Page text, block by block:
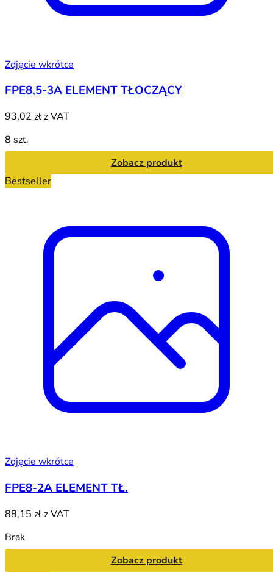
Zdjęcie wkrótce
FPE8,5-3A ELEMENT TŁOCZĄCY
93,02 złz VAT
8 szt.
Zobacz produkt
Bestseller
Zdjęcie wkrótce
FPE8-2A ELEMENT TŁ.
88,15 złz VAT
Brak
Zobacz produkt